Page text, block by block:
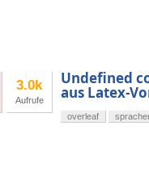
3.0k
Aufrufe
Undefined
aus Latex-
overleaf